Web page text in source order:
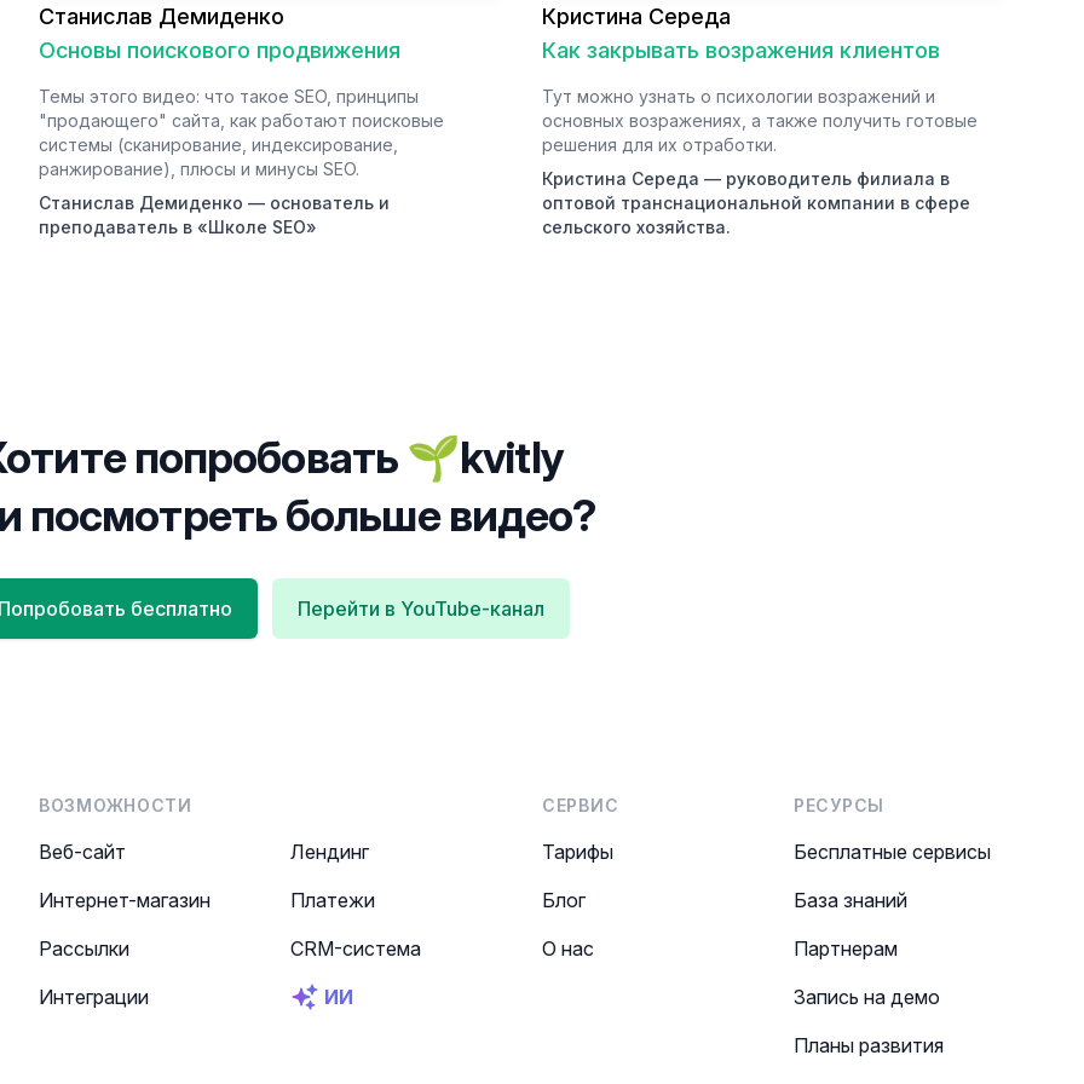
Станислав Демиденко
Основы поискового продвижения
Темы этого видео: что такое SEO, принципы
"продающего" сайта, как работают поисковые
системы (сканирование, индексирование,
ранжирование), плюсы и минусы SEO.
Станислав Демиденко — основатель и
преподаватель в «Школе SEO»
Кристина Середа
Как закрывать возражения клиентов
Тут можно узнать о психологии возражений и
основных возражениях, а также получить готовые
решения для их отработки.
Кристина Середа — руководитель филиала в
оптовой транснациональной компании в сфере
сельского хозяйства.
попробовать 🌱kvitly
посмотреть больше видео?
бесплатно Перейти в YouTube-канал
ВОЗМОЖНОСТИ
Веб-сайт
Интернет-магазин
Рассылки
Интеграции
Лендинг
Платежи
CRM-система
ИИ
СЕРВИС
Тарифы
Блог
О нас
РЕСУРСЫ
Бесплатные сервисы
База знаний
Партнерам
Запись на демо
Планы развития